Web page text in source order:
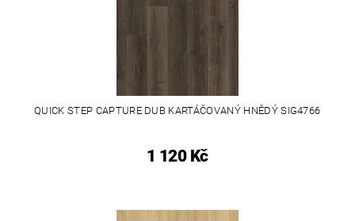
QUICK STEP CAPTURE DUB KARTÁČOVANÝ HNĚDÝ SIG4766
1 120 Kč